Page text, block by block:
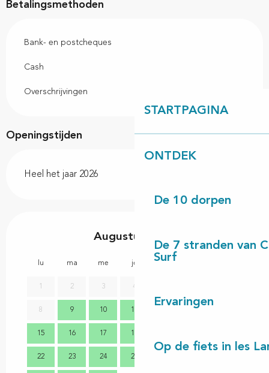
STARTPAGINA
ONTDEK
De 10 dorpen
De 7 stranden van
Surf
Ervaringen
Op de fiets in les
Betalingsmethoden
Bank- en postcheques
Cash
Overschrijvingen
Openingstijden
Heel het jaar 2026
Augustus 2026
lu ma me je
2 3 4
8 9 10 11 13
15 16 17 18
22 23 24 25